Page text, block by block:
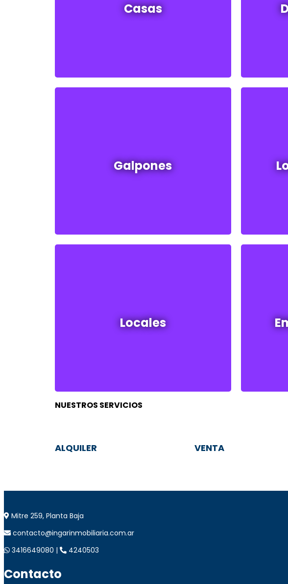
Casas
Galpones
Locales
NUESTROS SERVICIOS
ALQUILER VENTA
Mitre 259, Planta Baja
contacto@ingarinmobiliaria.com.ar
3416649080 |
4240503
Contacto